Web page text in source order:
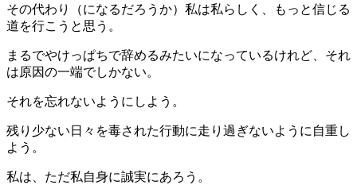
その代わり（になるだろうか）私は私らしく、もっと信じる
道を行こうと思う。
まるでやけっぱちで辞めるみたいになっているけれど、それ
は原因の一端でしかない。
それを忘れないようにしよう。
残り少ない日々を毒された行動に走り過ぎないように自重し
よう。
私は、ただ私自身に誠実にあろう。